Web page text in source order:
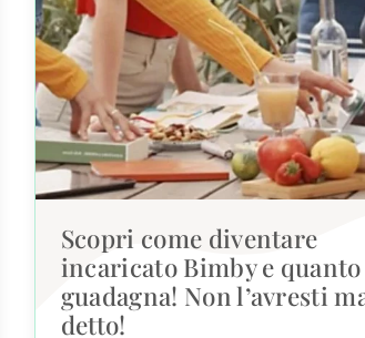
Scopri come diventare
incaricato Bimby e
guadagna! Non l’avresti
detto!